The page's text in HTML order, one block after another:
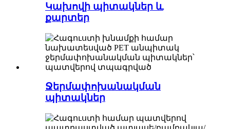
Կախովի պիտակներ և
քարտեր
Ջերմափոխանակման
պիտակներ